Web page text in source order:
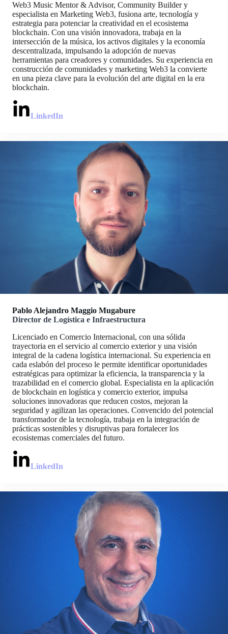
Web3 Music Mentor & Advisor, Community Builder y
especialista en Marketing Web3, fusiona arte, tecnología y
estrategia para potenciar la creatividad en el ecosistema
blockchain. Con una visión innovadora, trabaja en la
intersección de la música, los activos digitales y la economía
descentralizada, impulsando la adopción de nuevas
herramientas para creadores y comunidades. Su experiencia en
construcción de comunidades y marketing Web3 la convierte
en una pieza clave para la evolución del arte digital en la era
blockchain.
LinkedIn
Pablo Alejandro Maggio Mugabure
Director de Logística e Infraestructura
Licenciado en Comercio Internacional, con una sólida
trayectoria en el servicio al comercio exterior y una visión
integral de la cadena logística internacional. Su experiencia en
cada eslabón del proceso le permite identificar oportunidades
estratégicas para optimizar la eficiencia, la transparencia y la
trazabilidad en el comercio global. Especialista en la aplicación
de blockchain en logística y comercio exterior, impulsa
soluciones innovadoras que reducen costos, mejoran la
seguridad y agilizan las operaciones. Convencido del potencial
transformador de la tecnología, trabaja en la integración de
prácticas sostenibles y disruptivas para fortalecer los
ecosistemas comerciales del futuro.
LinkedIn